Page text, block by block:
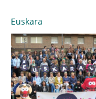
Euskara